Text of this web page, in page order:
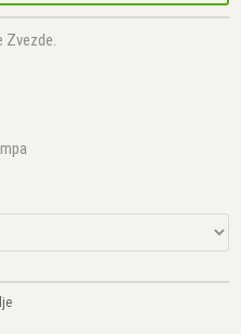
Zvezde.